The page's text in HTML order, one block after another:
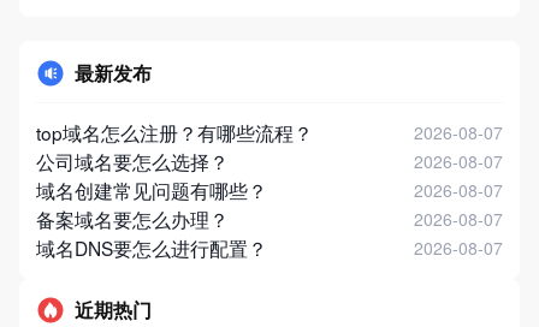
最新发布
top域名怎么注册？有哪些流程？ 2026-08-07
公司域名要怎么选择？ 2026-08-07
域名创建常见问题有哪些？ 2026-08-07
备案域名要怎么办理？ 2026-08-07
域名DNS要怎么进行配置？ 2026-08-07
近期热门